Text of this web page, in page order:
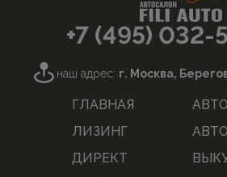
+7 (495) 032-
наш адрес: г. Москва,
ГЛАВНАЯ
ЛИЗИНГ
ДИРЕКТ